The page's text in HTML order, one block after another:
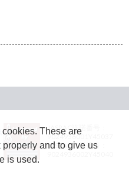
JASRAC許諾番号：
9024936001Y45037
JASRAC許諾番号：
These are
properly and to give us
is used.